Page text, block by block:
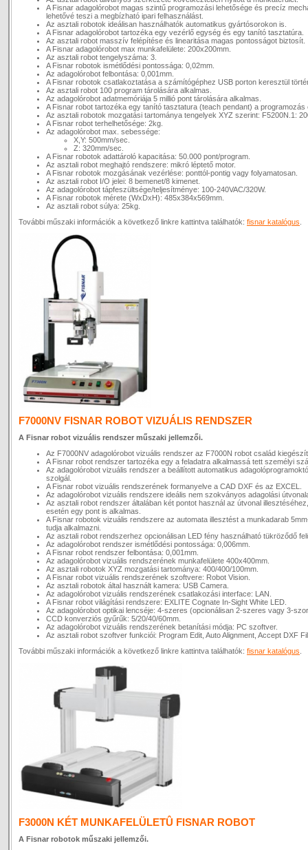
A Fisnar adagolórobot magas szintű programozási lehetősége és precíz
lehetővé teszi a megbízható ipari felhasználást.
Az asztali robotok ideálisan használhatók automatikus gyártósorokon is.
A Fisnar adagolórobot tartozéka egy vezérlő egység és egy tanító tasztatúra.
Az asztali robot masszív felépítése és linearitása magas pontosságot biztosít.
A Fisnar adagolórobot max munkafelülete: 200x200mm.
Az asztali robot tengelyszáma: 3.
A Fisnar robotok ismétlődési pontossága: 0,02mm.
Az adagolórobot felbontása: 0,001mm.
A Fisnar robotok csatlakoztatása a számítógéphez USB porton keresztül
Az asztali robot 100 program tárolására alkalmas.
Az adagolórobot adatmemóriája 5 millió pont tárolására alkalmas.
A Fisnar robot tartozéka egy tanító tasztatura (teach pendant) a
Az asztali robotok mozgatási tartománya tengelyek XYZ szerint: F5200N.1:
A Fisnar robot terhelhetősége: 2kg.
Az adagolórobot max. sebessége:
X,Y: 500mm/sec.
Z: 320mm/sec.
A Fisnar robotok adattároló kapacitása: 50.000 pont/program.
Az asztali robot meghajtó rendszere: mikró léptető motor.
A Fisnar robotok mozgásának vezérlése: ponttól-pontig vagy folyamatosan.
Az asztali robot I/O jelei: 8 bemenet/8 kimenet.
Az adagolórobot tápfeszültsége/teljesítménye: 100-240VAC/320W.
A Fisnar robotok mérete (WxDxH): 485x384x569mm.
Az asztali robot súlya: 25kg.
További műszaki információk a következő linkre kattintva találhatók: fisnar katalógus
F7000NV FISNAR ROBOT VIZUÁLIS RENDSZER
A Fisnar robot vizuális rendszer műszaki jellemzői.
Az F7000NV adagolórobot vizuális rendszer az F7000N robot család
A Fisnar robot rendszer tartozéka egy a feladatra alkalmassá tett személyi
Az adagolórobot vizuális rendszer a beállított automatikus
szolgál.
A Fisnar robot vizuális rendszerének formanyelve a CAD DXF és az EXCEL.
Az adagolórobot vizuális rendszere ideális nem szokványos adagolási
Az asztali robot rendszer általában két pontot használ az útvonal
esetén egy pont is alkalmas.
A Fisnar robotok vizuális rendszere az automata illesztést a munkadarab
tudja alkalmazni.
Az asztali robot rendszerhez opcionálisan LED fény használható tükröződő
Az adagolórobot rendszer ismétlődési pontossága: 0,006mm.
A Fisnar robot rendszer felbontása: 0,001mm.
Az adagolórobot vizuális rendszerének munkafelülete 400x400mm.
Az asztali robotok XYZ mozgatási tartománya: 400/400/100mm.
A Fisnar robot vizuális rendszerének szoftvere: Robot Vision.
Az asztali robotok által használt kamera: USB Camera.
Az adagolórobot vizuális rendszerének csatlakozási interface: LAN.
A Fisnar robot világítási rendszere: EXLITE Cognate In-Sight White LED.
Az adagolórobot optikai lencséje: 4-szeres (opcionálisan 2-szeres vagy 3-
CCD konverziós gyűrűk: 5/20/40/60mm.
Az adagolórobot vizuális rendszerének betanítási módja: PC szoftver.
Az asztali robot szoftver funkciói: Program Edit, Auto Alignment, Accept DXF
További műszaki információk a következő linkre kattintva találhatók: fisnar katalógus
F3000N KÉT MUNKAFELÜLETÛ FISNAR ROBOT
A Fisnar robotok műszaki jellemzői.